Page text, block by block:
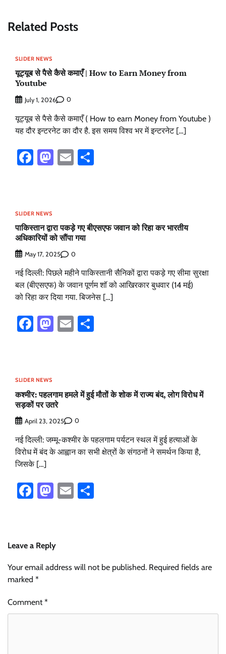
Related Posts
SLIDER NEWS
यूट्यूब से पैसे कैसे कमाएँ | How to Earn Money from
Youtube
July 1, 2026 0
यूट्यूब से पैसे कैसे कमाएँ ( How to earn Money from Youtube )
यह दौर इन्टरनेट का दौर है. इस समय विश्व भर में इन्टरनेट […]
Facebook
Mastodon
Email
SLIDER NEWS
पाकिस्तान द्वारा पकड़े गए बीएसएफ जवान को रिहा कर भारतीय
अधिकारियों को सौंपा गया
May 17, 2025 0
नई दिल्ली: पिछले महीने पाकिस्तानी सैनिकों द्वारा पकड़े गए सीमा सुरक्षा
बल (बीएसएफ) के जवान पूर्णम शॉ को आखिरकार बुधवार (14 मई)
को रिहा कर दिया गया. बिजनेस […]
Facebook
Mastodon
Email
SLIDER NEWS
कश्मीर: पहलगाम हमले में हुई मौतों के शोक में राज्य बंद, लोग विरोध में
सड़कों पर उतरे
April 23, 2025 0
नई दिल्ली: जम्मू-कश्मीर के पहलगाम पर्यटन स्थल में हुई हत्याओं के
विरोध में बंद के आह्वान का सभी क्षेत्रों के संगठनों ने समर्थन किया है,
जिसके […]
Facebook
Mastodon
Email
Leave a Reply
Your email address will not be published. Required fields are
marked *
Comment*